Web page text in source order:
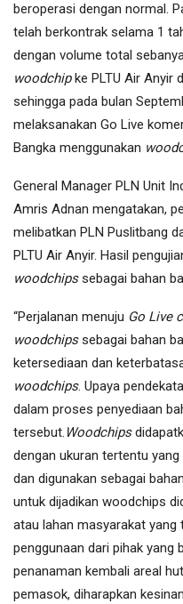
beroperasi dengan normal.
telah berkontrak selama 1
dengan volume total
woodchipke PLTU Air Anyir
sehingga pada bulan
melaksanakan Go Live
Bangka menggunakan
General Manager PLN Unit
Amris Adnan mengatakan,
melibatkan PLN Puslitbang
PLTU Air Anyir. Hasil
woodchipssebagai bahan
“Perjalanan menuju Go Live
woodchipssebagai bahan
ketersediaan dan
woodchips. Upaya
dalam proses penyediaan
tersebut. Woodchips
dengan ukuran tertentu
dan digunakan sebagai
untuk dijadikan woodchips
atau lahan masyarakat yang
penggunaan dari pihak yang
penanaman kembali areal
pemasok, diharapkan